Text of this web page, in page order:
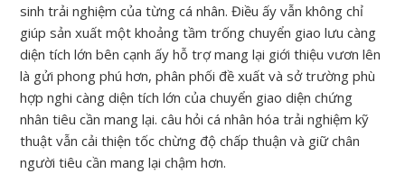
sinh trải nghiệm của từng cá nhân. Điều ấy vẫn không chỉ
giúp sản xuất một khoảng tầm trống chuyển giao lưu càng
diện tích lớn bên cạnh ấy hỗ trợ mang lại giới thiệu vươn lên
là gửi phong phú hơn, phân phối đề xuất và sở trường phù
hợp nghi càng diện tích lớn của chuyển giao diện chứng
nhân tiêu cần mang lại. câu hỏi cá nhân hóa trải nghiệm kỹ
thuật vẫn cải thiện tốc chừng độ chấp thuận và giữ chân
người tiêu cần mang lại chậm hơn.